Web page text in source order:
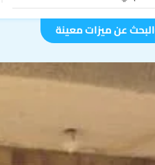
البحث عن ميزات معينة